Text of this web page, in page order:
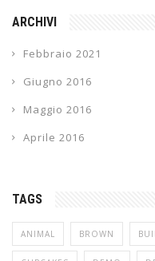
ARCHIVI
Febbraio 2021
Giugno 2016
Maggio 2016
Aprile 2016
TAGS
ANIMAL BROWN